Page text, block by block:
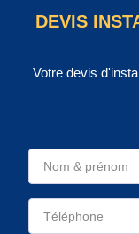
DEVIS
Votre devis